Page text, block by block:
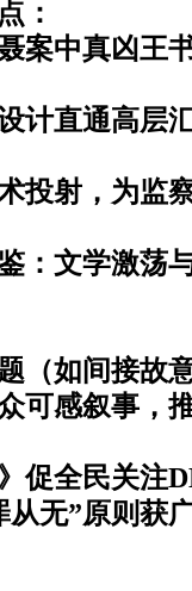
：
案中真凶王
计直通高层
投射，为监
：文学激荡
（如间接故
可感叙事，
促全民关注
无”原则获